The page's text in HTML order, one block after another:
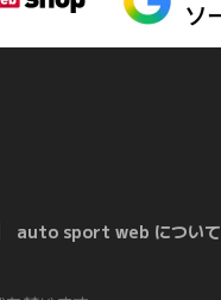
auto sport web について